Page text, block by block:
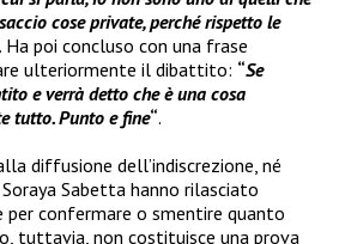
cose private, perché rispetto le
. Ha poi concluso con una frase
ulteriormente il dibattito: “Se
e verrà detto che è una cosa
tutto. Punto e fine“.
diffusione dell’indiscrezione, né
Sabetta hanno rilasciato
per confermare o smentire quanto
tuttavia, non costituisce una prova